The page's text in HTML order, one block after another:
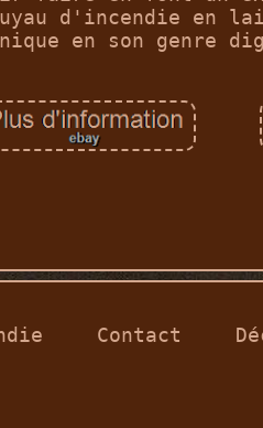
d'incendie en
en son genre
Contact